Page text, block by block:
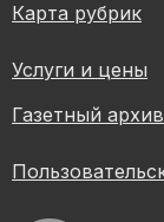
Карта рубрик
Услуги и цены
Газетный архив